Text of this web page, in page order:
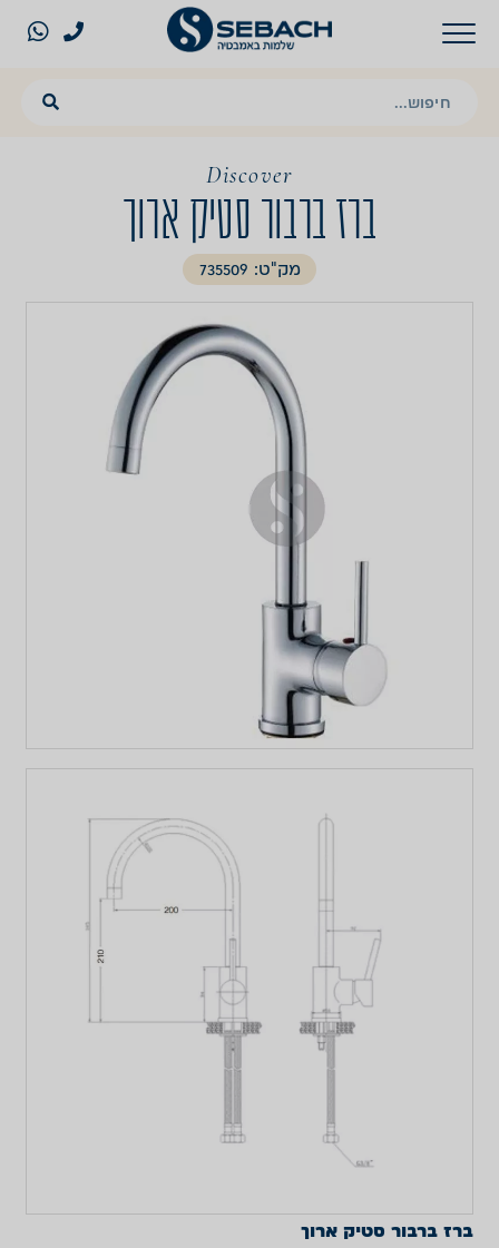
Discover
ברז ברבור סטיק ארוך
מק"ט: 735509
ברז ברבור סטיק ארוך